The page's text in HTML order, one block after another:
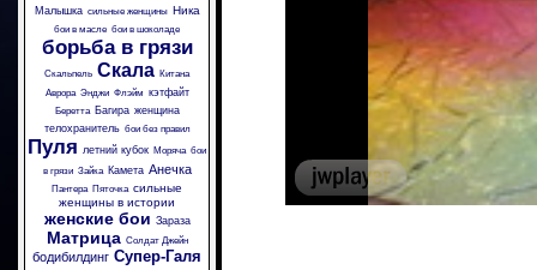
Малышка сильные женщины Ника
бои в масле бои в шоколаде
борьба в грязи
Скальпель Скала Китана
Аврора Энджи Флэйм кэтфайт
Беретта Багира женщина
телохранитель бои без правил
Пуля летний кубок Моряча бои
в грязи Зайка Камета Анечка
Пантера Пяточка сильные
женщины в истории
женские бои Зараза
Матрица Солдат Джейн
бодибилдинг Супер-Галя